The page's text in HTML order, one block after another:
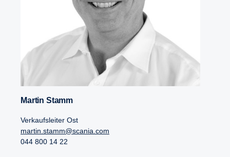
Martin Stamm
Verkaufsleiter Ost
martin.stamm@scania.com
044 800 14 22